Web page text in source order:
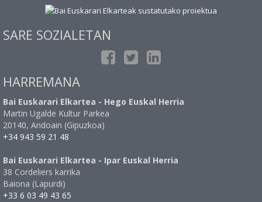
SARE SOZIALETAN
HARREMANA
Bai Euskarari Elkartea - Hego Euskal Herria
Martin Ugalde Kultur Parkea
20140, Andoain (Gipuzkoa)
+34 943 59 21 48
Bai Euskarari Elkartea - Ipar Euskal Herria
38 Cordeliers karrika
Baiona (Lapurdi)
+33 6 03 49 43 65